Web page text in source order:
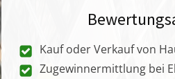
Kauf oder Verkauf von
Zugewinnermittlung bei